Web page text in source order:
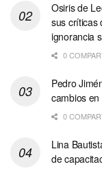
Osiris de
sus críticas
ignorancia
0
Pedro
cambios en
0
Lina
de